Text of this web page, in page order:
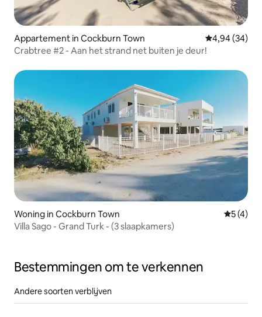
Appartement in Cockburn Town Gemiddelde
4,94 (34)
Crabtree #2 - Aan het strand net buiten je deur!
Woning in Cockburn Town
5 (4)
Villa Sago - Grand Turk - (3 slaapkamers)
Bestemmingen om te verkennen
Andere soorten verblijven